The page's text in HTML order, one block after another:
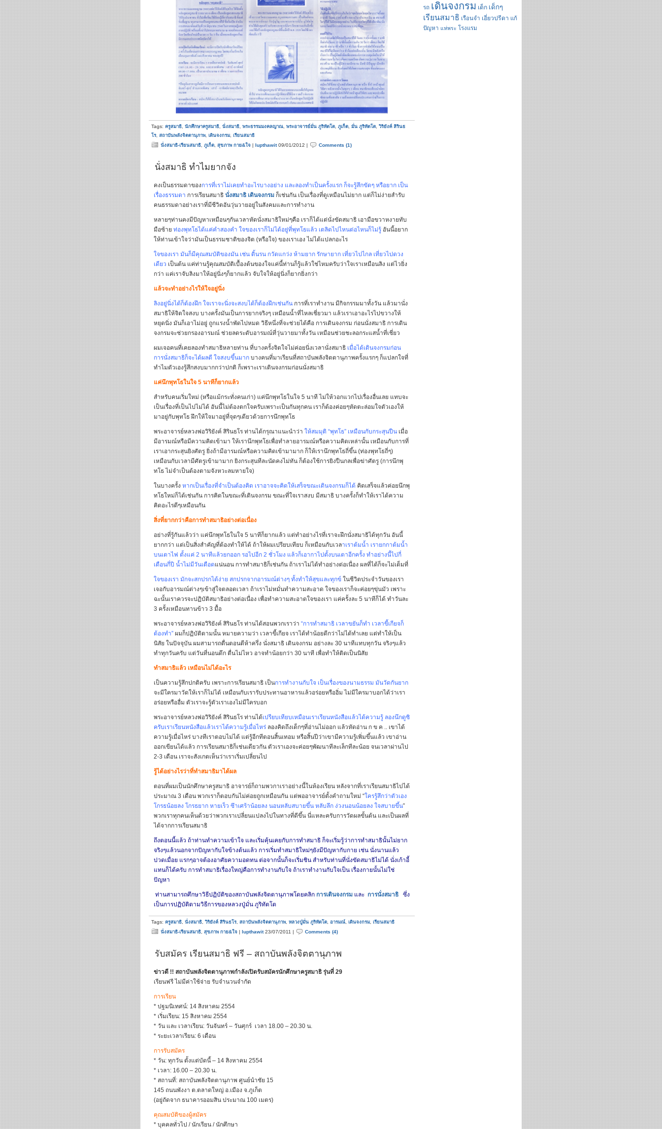
Tags: ครูสมาธิ นักศึกษาครูสมาธิ นั่งสมาธิ พระธรรมมงคลญาณ พระอาจารย์มั่น ภูริทัตโต ภูเก็ต มั่น ภูริทัตโต วิริยังค์ สิรินธ
โร, สถาบันพลังจิตตานุภาพ เดินจงกรม เรียนสมาธิ
นั่งสมาธิ-เรียนสมาธิ ภูเก็ต สุขภาพ กาย&ใจ | lupthawit09/01/2012 | Comments (1)
นั่งสมาธิ ทำไมยากจัง
คงเป็นธรรมดาของการที่เราไม่เคยทำอะไรบางอย่าง และลองทำเป็นครั้งแรก ก็จะรู้สึกขัดๆ หรือยาก เป็น
เรื่องธรรมดา การเรียนสมาธิ นั่งสมาธิ เดินจงกรม ก็เช่นกัน เป็นเรื่องที่ดูเหมือนไม่ยาก แต่ก็ไม่ง่ายสำรับ
คนธรรมดาอย่างเราที่มีชีวิตอันวุ่นวายอยู่ในสังคมและการทำงาน
หลายๆท่านคงมีปัญหาเหมือนๆกันเวลาหัดนั่งสมาธิใหม่ๆคือ เราก็ได้แต่นั่งขัดสมาธิ เอามือขวาหงายทับ
มือซ้าย ท่องพุทโธได้แค่คำสองคำ ใจของเราก็ไม่ได้อยู่ที่พุทโธแล้ว เตลิดไปไหนต่อไหนก็ไม่รู้ อันนี้อยาก
ให้ท่านเข้าใจว่ามันเป็นธรรมชาติของจิต (หรือใจ) ของเราเอง ไม่ได้แปลกอะไร
ใจของเรา มันก็มีคุณสมบัติของมัน เช่น ดิ้นรน กวัดแกว่ง ห้ามยาก รักษายาก เที่ยวไปไกล เที่ยวไปดวง
เดียว เป็นต้น แค่ท่านรู้คุณสมบัติเบื้องต้นของใจแค่นี้ท่านก็รู้แล้วใช่ไหมครับว่าใจเราเหมือนลิง แต่ไวยิ่ง
กว่า แค่เราจับลิงมาให้อยู่นิ่งๆก็ยากแล้ว จับใจให้อยู่นิ่งก็ยากยิ่งกว่า
แล้วจะทำอย่างไรให้ใจอยู่นิ่ง
ลิงอยู่นิ่งได้ก็ต้องฝึก ใจเราจะนิ่งจะสงบได้ก็ต้องฝึกเช่นกัน การที่เราทำงาน มีกิจกรรมมาทั้งวัน แล้วมานั่ง
สมาธิให้จิตใจสงบ บางครั้งมันเป็นการยากจริงๆ เหมือนน้ำที่ไหลเชี่ยวมา แล้วเราเอาอะไรไปขวางให้
หยุดนิ่ง มันก็เอาไม่อยู่ ถูกแรงน้ำพัดไปหมด วิธีหนึ่งที่จะช่วยได้คือ การเดินจงกรม ก่อนนั่งสมาธิ การเดิน
จงกรมจะช่วยกรองอารมณ์ ช่วยลดระดับอารมณ์ที่วุ่นวายมาทั้งวัน เหมือนช่วยชะลอกระแสน้ำที่เชี่ยว
ผมเจอคนที่เคยลองทำสมาธิหลายท่าน ที่บางครั้งจิตใจไม่ค่อยนิ่งเวลานั่งสมาธิ เมื่อได้เดินจงกรมก่อน
การนั่งสมาธิก็จะได้ผลดี ใจสงบขึ้นมาก บางคนที่มาเรียนที่สถาบันพลังจิตตานุภาพครั้งแรกๆ ก็แปลกใจที่
ทำไมตัวเองรู้สึกสงบมากกว่าปกติ ก็เพราะเราเดินจงกรมก่อนนั่งสมาธิ
แค่นึกพุทโธในใจ 5 นาทีก็ยากแล้ว
สำหรับคนเริ่มใหม่ (หรือแม้กระทั่งคนเก่า) แค่นึกพุทโธในใจ 5 นาที ไม่ให้วอกแวกไปเรื่องอื่นเลย แทบจะ
เป็นเรื่องที่เป็นไปไม่ได้ อันนี้ไม่ต้องตกใจครับเพราะเป็นกันทุกคน เราก็ต้องค่อยๆหัดตะล่อมใจตัวเองให้
มาอยู่กับพุทโธ ฝึกให้ใจมาอยู่ที่จุดๆเดียวด้วยการนึกพุทโธ
พระอาจารย์หลวงพ่อวิริยังค์ สิรินธโร ท่านได้กรุณาแนะนำว่า ให้สมมุติ “พุทโธ” เหมือนกับกระสุนปืน เมื่อ
มีอารมณ์หรือมีความคิดเข้ามา ให้เรานึกพุทโธเพื่อทำลายอารมณ์หรือความคิดเหล่านั้น เหมือนกับการที่
เราเอากระสุนยิงศัตรู ยิ่งถ้ามีอารมณ์หรือความคิดเข้ามามาก ก็ให้เรานึกพุทโธถี่ขึ้น (ท่องพุทโธถี่ๆ)
เหมือนกับเวลามีศัตรูเข้ามามาก ยิงกระสุนทีละนัดคงไม่ทัน ก็ต้องใช้การยิงปืนกลเพื่อฆ่าศัตรู (การนึกพุ
ทโธ ไม่จำเป็นต้องตามจังหวะลมหายใจ)
ในบางครั้ง หากเป็นเรื่องที่จำเป็นต้องคิด เราอาจจะคิดให้เสร็จขณะเดินจงกรมก็ได้ คิดเสร็จแล้วค่อยนึกพุ
ทโธใหม่ก็ได้เช่นกัน การคิดในขณะที่เดินจงกรม ขณะที่ใจเราสงบ มีสมาธิ บางครั้งก็ทำให้เราได้ความ
คิดอะไรดีๆเหมือนกัน
สิ่งที่ยากกว่าคือการทำสมาธิอย่างต่อเนื่อง
อย่างที่รู้กันแล้วว่า แค่นึกพุทโธในใจ 5 นาทีก็ยากแล้ว แต่ทำอย่างไรที่เราจะฝึกนั่งสมาธิได้ทุกวัน อันนี้
ยากกว่า แต่เป็นสิ่งสำคัญที่ต้องทำให้ได้ ถ้าให้ผมเปรียบเทียบ ก็เหมือนกับเวลาเราต้มน้ำ เรายกกาต้มน้ำ
บนเตาไฟ ตั้งแค่ 2 นาทีแล้วยกออก รอไปอีก 2 ชั่วโมง แล้วก็เอากาไปตั้งบนเตาอีกครั้ง ทำอย่างนี้ไปกี่
เดือนกี่ปี น้ำไม่มีวันเดือดแน่นอน การทำสมาธิก็เช่นกัน ถ้าเราไม่ได้ทำอย่างต่อเนื่อง ผลที่ได้ก็จะไม่เต็มที่
ใจของเรา มักจะสกปรกได้ง่าย สกปรกจากอารมณ์ต่างๆ ทั้งทำให้สุขและทุกข์ ในชีวิตประจำวันของเรา
เจอกับอารมณ์ต่างๆเข้าสู่ใจตลอดเวลา ถ้าเราไม่หมั่นทำความสะอาด ใจของเราก็จะค่อยๆขุ่นมัว เพราะ
ฉะนั้นเราควรจะปฏิบัติสมาธิอย่างต่อเนื่อง เพื่อทำความสะอาดใจของเรา แค่ครั้งละ 5 นาทีก็ได้ ทำวันละ
3 ครั้งเหมือนทานข้าว 3 มื้อ
พระอาจารย์หลวงพ่อวิริยังค์ สิรินธโร ท่านได้สอนพวกเราว่า “การทำสมาธิ เวลาขยันก็ทำ เวลาขี้เกียจก็
ต้องทำ” ผมก็ปฏิบัติตามนั้น หมายความว่า เวลาขี้เกียจ เราได้ทำน้อยดีกว่าไม่ได้ทำเลย แต่ทำให้เป็น
นิสัย ในปัจจุบัน ผมสามารถตื่นตอนตีห้าครึ่ง นั่งสมาธิ เดินจงกรม อย่างละ 30 นาทีแทบทุกวัน จริงๆแล้ว
ทำทุกวันครับ แต่วันที่นอนดึก ตื่นไม่ไหว อาจทำน้อยกว่า 30 นาที เพื่อทำให้ติดเป็นนิสัย
ทำสมาธิแล้ว เหมือนไม่ได้อะไร
เป็นความรู้สึกปกติครับ เพราะการเรียนสมาธิ เป็นการทำงานกับใจ เป็นเรื่องของนามธรรม มันวัดกันยาก
จะมีใครมาวัดให้เราก็ไม่ได้ เหมือนกับเรารับประทานอาหารแล้วอร่อยหรืออิ่ม ไม่มีใครมาบอกได้ว่าเรา
อร่อยหรืออื่ม ตัวเราจะรู้ตัวเราเองไม่มีใครบอก
พระอาจารย์หลวงพ่อวิริยังค์ สิรินธโร ท่านได้เปรียบเทียบเหมือนเราเรียนหนังสือแล้วได้ความรู้ ลองนึกดูซิ
ครับเราเรียนหนังสือแล้วเราได้ความรู้เมื่อไหร่ ลองคิดถึงเด็กๆที่อ่านไม่ออก แล้วหัดอ่าน ก ข ค .. เขาได้
ความรู้เมื่อไหร่ บางทีเราตอบไม่ได้ แต่รู้อีกทีตอนสิ้นเทอม หรือสิ้นปีว่าเขามีความรู้เพิ่มขึ้นแล้ว เขาอ่าน
ออกเขียนได้แล้ว การเรียนสมาธิก็เช่นเดียวกัน ตัวเราเองจะค่อยๆพัฒนาทีละเล็กทีละน้อย จนเวลาผ่านไป
2-3 เดือน เราจะสังเกตเห็นว่าเราเริ่มเปลี่ยนไป
รู้ได้อย่างไรว่าที่ทำสมาธิมาได้ผล
ตอนที่ผมเป็นนักศึกษาครูสมาธิ อาจารย์ก็ถามพวกาเราอย่างนี้ในห้องเรียน หลังจากที่เราเรียนสมาธิไปได้
ประมาณ 3 เดือน พวกเราก็ตอบกันไม่ค่อยถูกเหมือนกัน แต่พออาจารย์ตั้งคำถามใหม่ “ใครรู้สึกว่าตัวเอง
โกรธน้อยลง โกรธยาก หายเร็ว ซึาเศร้าน้อยลง นอนหลับสบายขึ้น หลับลึก ง่วงนอนน้อยลง ใจสบายขึ้น”
พวกเราทุกคนเห็นด้วยว่าพวกเราเปลี่ยนแปลงไปในทางที่ดีขึ้น นี่แหละครับการวัดผลขั้นต้น และเป็นผลที่
ได้จากการเรียนสมาธิ
ถึงตอนนี้แล้ว ถ้าท่านทำความเข้าใจ และเริ่มคุ้นเคยกับการทำสมาธิ ก็จะเริ่มรู้ว่าการทำสมาธินั้นไม่ยาก
จริงๆแล้วนอกจากปัญหากับใจข้างต้นแล้ว การเริ่มทำสมาธิใหม่ๆยังมีปัญหากับกาย เช่น นั่งนานแล้ว
ปวดเมื่อย แรกๆอาจต้องอาศัยความอดทน ต่อจากนั้นก็จะเริ่มชิน สำหรับท่านที่นั่งขัดสมาธิไม่ได้ นั่งเก้าอี้
แทนก็ได้ครับ การทำสมาธิเรื่องใหญ่คือการทำงานกับใจ ถ้าเราทำงานกับใจเป็น เรื่องกายนั้นไม่ใช่
ปัญหา
ท่านสามารถศึกษาวิธีปฏิบัติของสถาบันพลังจิตตานุภาพโดยคลิก การเดินจงกรม และ การนั่งสมาธิ ซึ่ง
เป็นการปฏิบัติตามวิธีการของหลวงปู่มั่น ภูริทัตโต
Tags: ครูสมาธิ นั่งสมาธิ วิริยังค์ สิรินธโร, สถาบันพลังจิตตานุภาพ หลวงปู่มั่น ภูริทัตโต อารมณ์ เดินจงกรม เรียนสมาธิ
นั่งสมาธิ-เรียนสมาธิ สุขภาพ กาย&ใจ | lupthawit23/07/2011 | Comments (4)
รับสมัคร เรียนสมาธิ ฟรี – สถาบันพลังจิตตานุภาพ
ข่าวดี !! สถาบันพลังจิตตานุภาพกำลังเปิดรับสมัครนักศึกษาครูสมาธิ รุ่นที่ 29
เรียนฟรี ไม่มีค่าใช้จ่าย รับจำนวนจำกัด
การเรียน
* ปฐมนิเทศน์: 14 สิงหาคม 2554
* เริ่มเรียน: 15 สิงหาคม 2554
* วัน และ เวลาเรียน: วันจันทร์ – วันศุกร์ เวลา 18.00 – 20.30 น.
* ระยะเวลาเรียน: 6 เดือน
การรับสมัคร
* วัน: ทุกวัน ตั้งแต่บัดนี้ – 14 สิงหาคม 2554
* เวลา: 16.00 – 20.30 น.
* สถานที่: สถาบันพลังจิตตานุภาพ ศูนย์นำชัย 15
145 ถนนพังงา ต.ตลาดใหญ่ อ.เมือง จ.ภูเก็ต
(อยู่ถัดจาก ธนาคารออมสิน ประมาณ 100 เมตร)
คุณสมบัติของผู้สมัคร
* บุคคลทั่วไป / นักเรียน / นักศึกษา
รถ เดินจงกรม เด็ก เด็กๆ
เรียนสมาธิ เรือนจำ เอี่ยวปรีดา แก้
ปัญหา แห่พระ โรงแรม